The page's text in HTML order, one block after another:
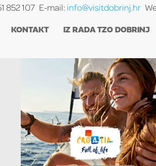
852 107 E-mail: info@visitdobrinj.hr
KONTAKT IZ RADA TZO DOBRINJ